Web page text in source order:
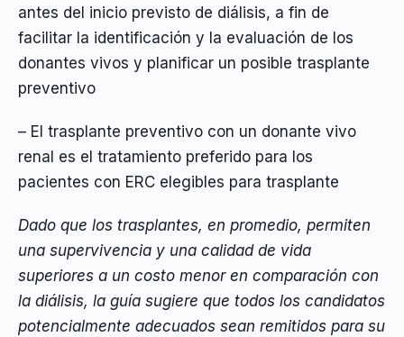
antes del inicio previsto de diálisis, a fin de
facilitar la identificación y la evaluación de los
donantes vivos y planificar un posible trasplante
preventivo
– El trasplante preventivo con un donante vivo
renal es el tratamiento preferido para los
pacientes con ERC elegibles para trasplante
Dado que los trasplantes, en promedio, permiten
una supervivencia y una calidad de vida
superiores a un costo menor en comparación con
la diálisis, la guía sugiere que todos los candidatos
potencialmente adecuados sean remitidos para su